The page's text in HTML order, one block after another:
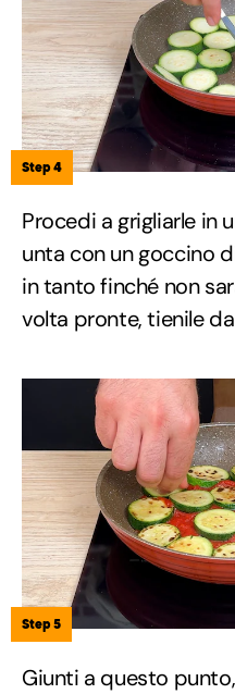
Step 4
Procedi a grigliarle in
unta con un goccino
in tanto finché non
volta pronte, tienile
Step 5
Giunti a questo